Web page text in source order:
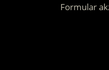
Formular